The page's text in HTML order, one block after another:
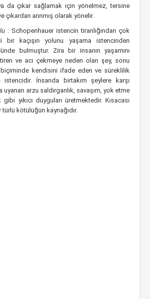
da çıkar sağlamak için yönelmez, tersine
çıkardan arınmış olarak yönelir.
: Schopenhauer istencin tiranlığından çok
bir kaçışın yolunu yaşama istencinden
bulmuştur. Zira bir insanın yaşamını
ve acı çekmeye neden olan şey, sonu
kendisini ifade eden ve süreklilik
istencidir. İnsanda birtakım şeylere karşı
uyanan arzu saldırganlık, savaşım, yok etme
yıkıcı duyguları üretmektedir. Kısacası
kötülüğün kaynağıdır.